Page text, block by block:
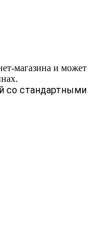
магазина и может
со стандартными